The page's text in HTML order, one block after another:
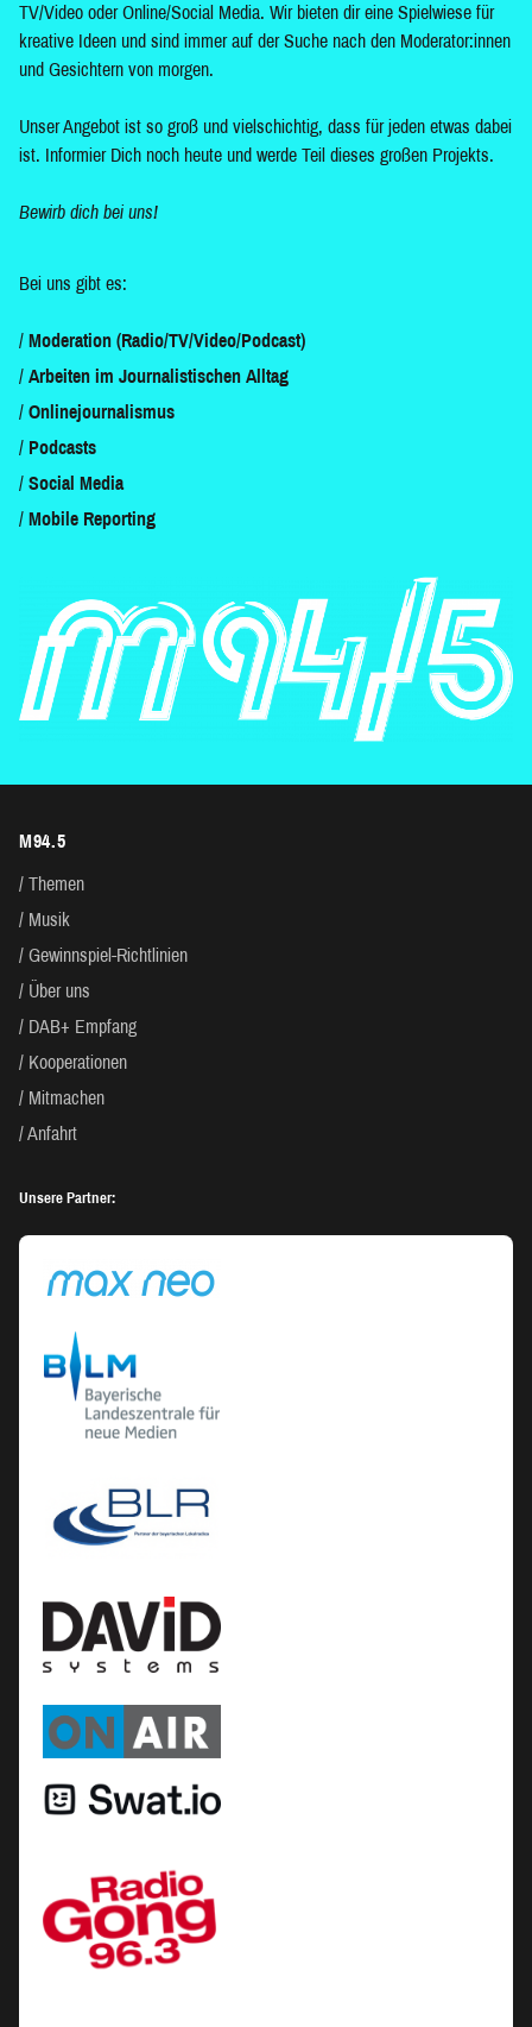
TV/Video oder Online/Social Media. Wir bieten dir eine Spielwiese für
kreative Ideen und sind immer auf der Suche nach den Moderator:innen
und Gesichtern von morgen.
Unser Angebot ist so groß und vielschichtig, dass für jeden etwas dabei
ist. Informier Dich noch heute und werde Teil dieses großen Projekts.
Bewirb dich bei uns!
Bei uns gibt es:
Moderation (Radio/TV/Video/Podcast)
Arbeiten im Journalistischen Alltag
Onlinejournalismus
Podcasts
Social Media
Mobile Reporting
M94.5
Themen
Musik
Gewinnspiel-Richtlinien
Über uns
DAB+ Empfang
Kooperationen
Mitmachen
Anfahrt
Unsere Partner: